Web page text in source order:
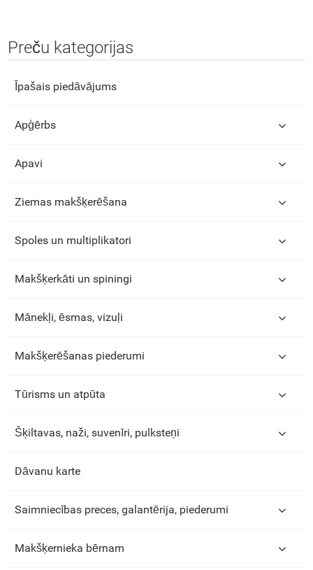
Preču kategorijas
Īpašais piedāvājums
Apģērbs
Apavi
Ziemas makšķerēšana
Spoles un multiplikatori
Makšķerkāti un spiningi
Mānekļi, ēsmas, vizuļi
Makšķerēšanas piederumi
Tūrisms un atpūta
Šķiltavas, naži, suvenīri, pulksteņi
Dāvanu karte
Saimniecības preces, galantērija, piederumi
Makšķernieka bērnam